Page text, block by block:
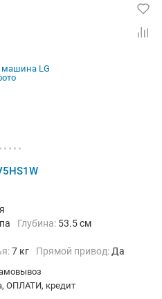
Глубина: 53.5 см
7 кг прямой привод: Да
ошибок, Интеграция в
ОПЛАТИ, кредит